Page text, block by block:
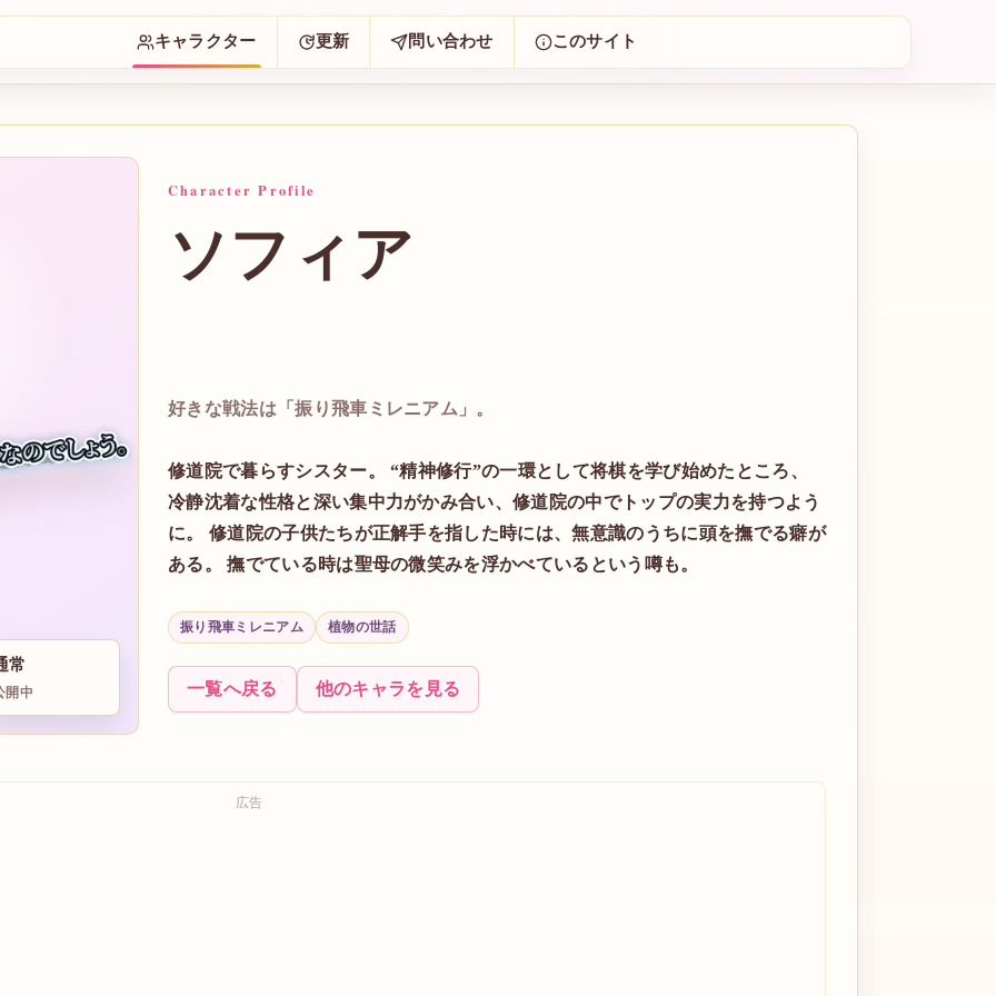
キャラクター 更新 問い合わせ このサイト
常
開中
Character Profile
ソフィア
好きな戦法は「振り飛車ミレニアム」。
修道院で暮らすシスター。 “精神修行”の一環として将棋を学び始めたところ、
冷静沈着な性格と深い集中力がかみ合い、修道院の中でトップの実力を持つよう
に。 修道院の子供たちが正解手を指した時には、無意識のうちに頭を撫でる癖が
ある。 撫でている時は聖母の微笑みを浮かべているという噂も。
振り飛車ミレニアム 植物の世話
一覧へ戻る 他のキャラを見る
広告